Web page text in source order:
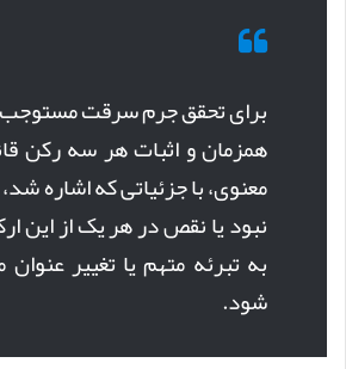
برای تحقق جرم سرقت مستوجب
همزمان و اثبات هر سه رکن
معنوی، با جزئیاتی که اشاره
نبود یا نقص در هر یک از این
به تبرئه متهم یا تغییر
شود.